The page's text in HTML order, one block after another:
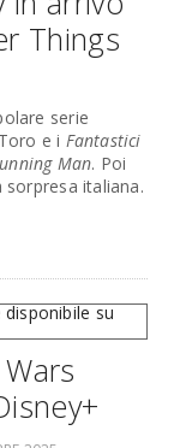
Things
serie
e i Fantastici
Man. Poi
sorpresa italiana.